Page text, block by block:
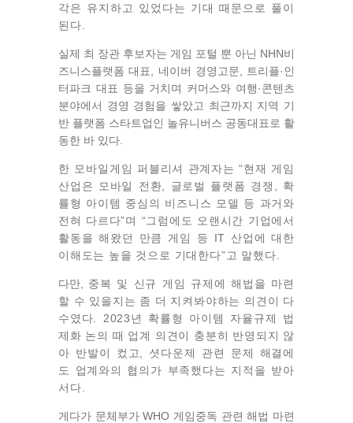
각은 유지하고 있었다는 기대 때문으로 풀이
된다
실제 최 장관 후보자는 게임 포털 뿐 아닌 NHN비
즈니스플랫폼 대표, 네이버 경영고문, 트리플·인
터파크 대표 등을 거치며 커머스와 여행·콘텐츠
분야에서 경영 경험을 쌓았고 최근까지 지역 기
반 플랫폼 스타트업인 놀유니버스 공동대표로 활
동한 바 있다.
한 모바일게임 퍼블리셔 관계자는 “현재 게임
산업은 모바일 전환, 글로벌 플랫폼 경쟁, 확
률형 아이템 중심의 비즈니스 모델 등 과거와
전혀 다르다”며 “그럼에도 오랜시간 기업에서
활동을 해왔던 만큼 게임 등 IT 산업에 대한
이해도는 높을 것으로 기대한다”고 말했다.
다만, 중복 및 신규 게임 규제에 해법을 마련
할 수 있을지는 좀 더 지켜봐야하는 의견이 다
수였다. 2023년 확률형 아이템 자율규제 법
제화 논의 때 업계 의견이 충분히 반영되지 않
아 반발이 컸고, 셧다운제 관련 문제 해결에
도 업계와의 협의가 부족했다는 지적을 받아
서다.
게다가 문체부가 WHO 게임중독 관련 해법 마련